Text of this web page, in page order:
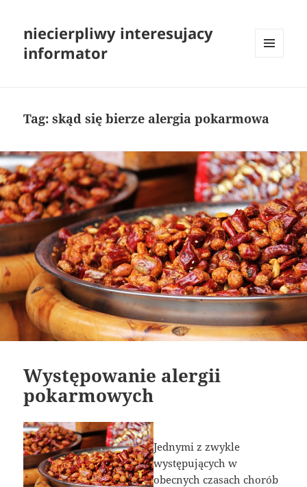
niecierpliwy interesujacy
informator
Tag:skąd się bierze alergia pokarmowa
Występowanie alergii
pokarmowych
Jednymi z zwykle
występujących w
obecnych czasach chorób